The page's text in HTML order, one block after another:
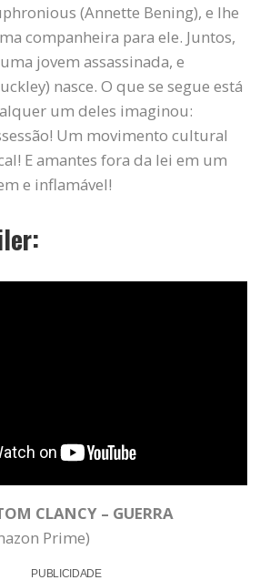
(Annette Bening), e lhe
companheira para ele. Juntos,
jovem assassinada, e
nasce. O que se segue está
um deles imaginou:
Um movimento cultural
E amantes fora da lei em um
e inflamável!
CLANCY – GUERRA
Prime)
PUBLICIDADE